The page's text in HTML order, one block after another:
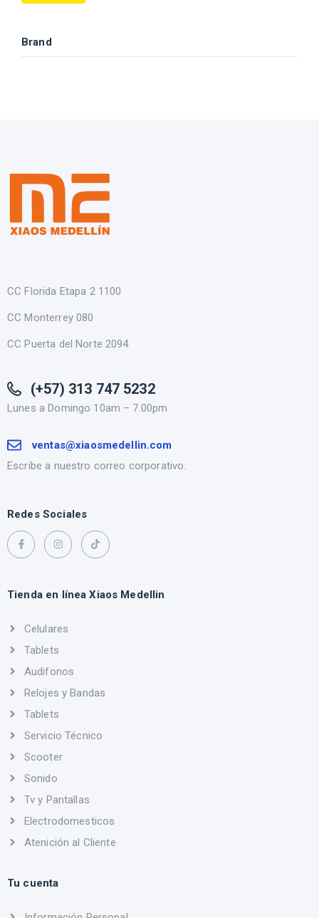
Brand
CC Florida Etapa 2 1100
CC Monterrey 080
CC Puerta del Norte 2094
(+57) 313 747 5232
Lunes a Domingo 10am – 7.00pm
ventas@xiaosmedellin.com
Escribe a nuestro correo corporativo.
Redes Sociales
Tienda en línea Xiaos Medellin
Celulares
Tablets
Audifonos
Relojes y Bandas
Tablets
Servicio Técnico
Scooter
Sonido
Tv y Pantallas
Electrodomesticos
Atenición al Cliente
Tu cuenta